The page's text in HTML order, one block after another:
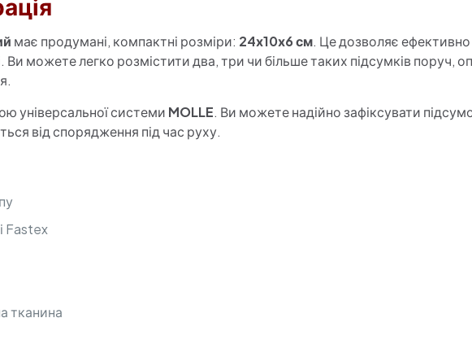
має продумані, компактні розміри: 24х10х6 см. Це дозволяє
можете легко розмістити два, три чи більше таких підсумків поруч,
універсальної системи MOLLE. Ви можете надійно зафіксувати
від спорядження під час руху.
Fastex
тканина